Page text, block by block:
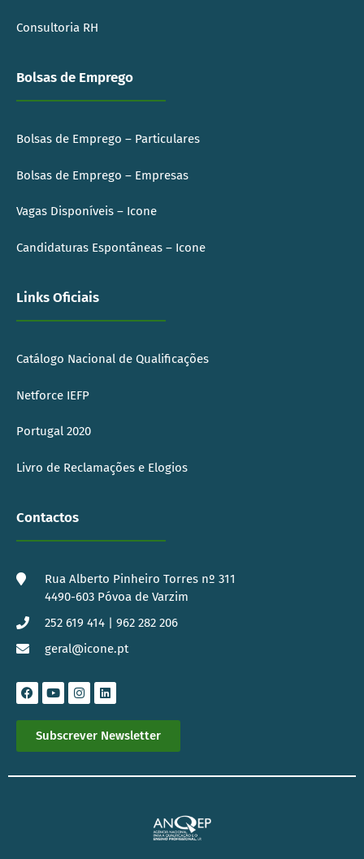
Consultoria RH
Bolsas de Emprego
Bolsas de Emprego – Particulares
Bolsas de Emprego – Empresas
Vagas Disponíveis – Icone
Candidaturas Espontâneas – Icone
Links Oficiais
Catálogo Nacional de Qualificações
Netforce IEFP
Portugal 2020
Livro de Reclamações e Elogios
Contactos
Rua Alberto Pinheiro Torres nº 311
4490-603 Póvoa de Varzim
252 619 414 | 962 282 206
geral@icone.pt
Subscrever Newsletter